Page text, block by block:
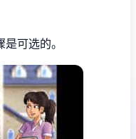
可选的。